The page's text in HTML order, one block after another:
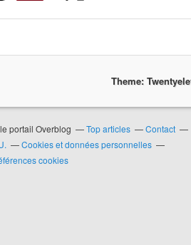
Theme:
portail Overblog Top articles
Contact
Cookies et données personnelles
cookies